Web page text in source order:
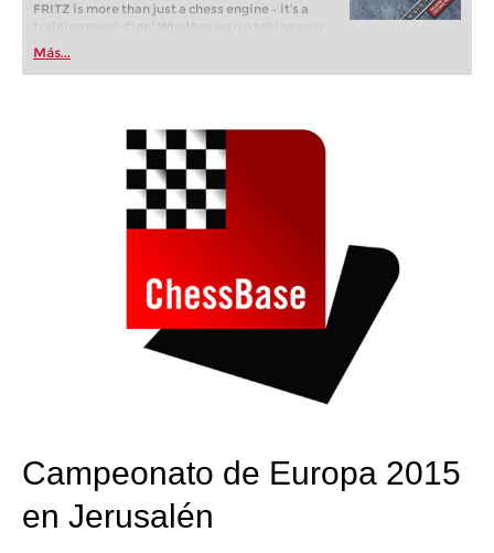
FRITZ is more than just a chess engine – it’s a
training revolution! Whether you’re taking your
first steps into the world of club chess, or already
playing at a tournament level: with FRITZ, you can
train more efficiently, intelligently and with a
Más...
Campeonato de Europa 2015
en Jerusalén